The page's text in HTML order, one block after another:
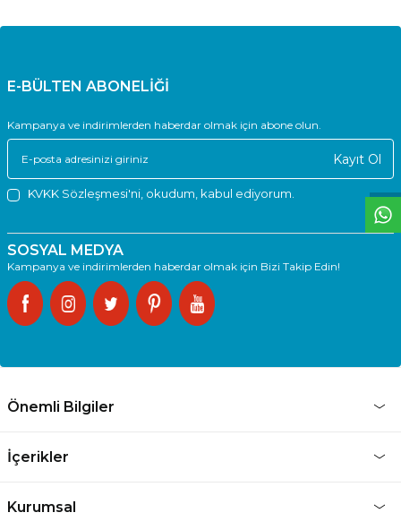
T
O
E
R
.
O
M.
T
R
i
l
i
l
t
i
m
g
i
ğ
i
i
ç
t
e
ş
k
k
ü
e
r
S
i
z
n
y
r
d
m
c
o
l
a
b
l
i
r
i
E-BÜLTEN ABONELİĞİ
Kampanya ve indirimlerden haberdar olmak için abone olun.
Kayıt Ol
KVKK Sözleşmesi'ni , okudum, kabul ediyorum.
SOSYAL MEDYA
Kampanya ve indirimlerden haberdar olmak için Bizi Takip Edin!
Önemli Bilgiler
İçerikler
Kurumsal